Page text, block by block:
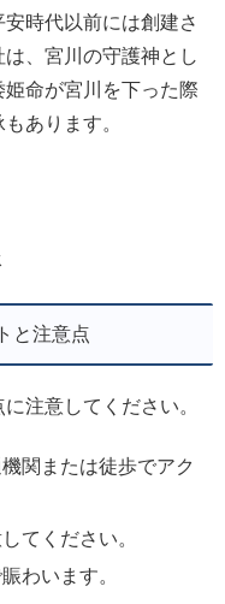
時代以前には創建さ
、宮川の守護神とし
命が宮川を下った際
あります。
と注意点
注意してください。
関または徒歩でアク
てください。
わいます。